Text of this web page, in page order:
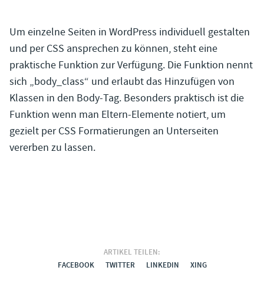
Um einzelne Seiten in WordPress individuell gestalten
und per CSS ansprechen zu können, steht eine
praktische Funktion zur Verfügung. Die Funktion nennt
sich „body_class“ und erlaubt das Hinzufügen von
Klassen in den Body-Tag. Besonders praktisch ist die
Funktion wenn man Eltern-Elemente notiert, um
gezielt per CSS Formatierungen an Unterseiten
vererben zu lassen.
ARTIKEL TEILEN:
FACEBOOK
TWITTER LINKEDIN XING